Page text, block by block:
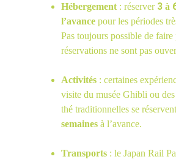
Hébergement : réserver 3 à
l’avance pour les périodes
Pas toujours possible de
réservations ne sont pas
Activités : certaines
visite du musée Ghibli ou
thé traditionnelles se réservent
semaines à l’avance.
Transports : le Japan Rail